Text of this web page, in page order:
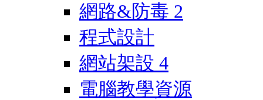
網路&防毒 2
程式設計
網站架設 4
電腦教學資源